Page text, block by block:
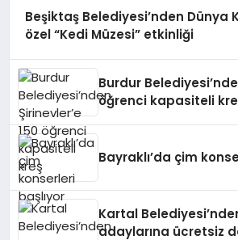
Beşiktaş Belediyesi’nden Dünya
özel “Kedi Müzesi” etkinliği
Burdur
öğrenci kapasiteli
Bayraklı’da çim
Kartal
adaylarına ücretsiz